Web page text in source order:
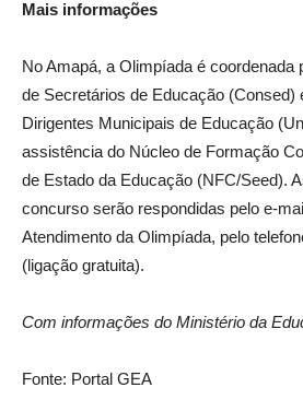
Mais informações
No Amapá, a Olimpíada é coordenada
de Secretários de Educação (Consed)
Dirigentes Municipais de Educação
assistência do Núcleo de Formação
de Estado da Educação (NFC/Seed).
concurso serão respondidas pelo e-
Atendimento da Olimpíada, pelo
(ligação gratuita).
Com informações do Ministério da
Fonte: Portal GEA